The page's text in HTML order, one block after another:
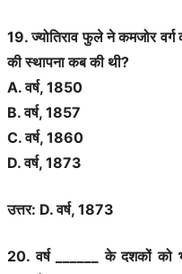
19. ज्योतिराव फुले ने कमजोर वर्ग
की स्थापना कब की थी?
A. वर्ष, 1850
B. वर्ष, 1857
C. वर्ष, 1860
D. वर्ष, 1873
उत्तर: D. वर्ष, 1873
20. वर्ष ______ के दशकों को